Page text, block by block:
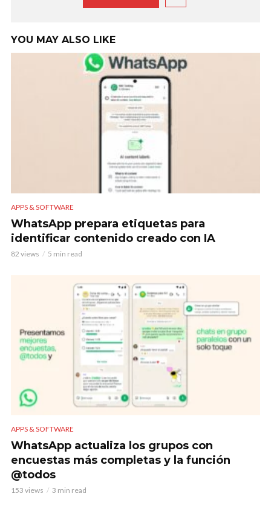
YOU MAY ALSO LIKE
APPS & SOFTWARE
WhatsApp prepara etiquetas para
identificar contenido creado con IA
82 views 5 min read
APPS & SOFTWARE
WhatsApp actualiza los grupos con
encuestas más completas y la función
@todos
153 views 3 min read